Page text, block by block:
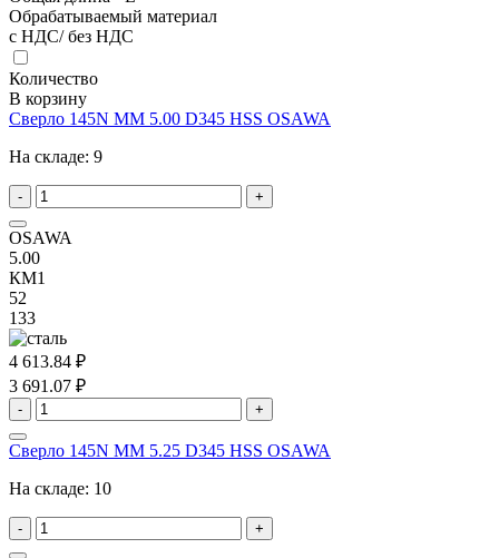
Обрабатываемый материал
с НДС/ без НДС
Количество
В корзину
Сверло 145N MM 5.00 D345 HSS OSAWA
На складе: 9
- +
OSAWA
5.00
КМ1
52
133
4 613.84 ₽
3 691.07 ₽
- +
Сверло 145N MM 5.25 D345 HSS OSAWA
На складе: 10
- +